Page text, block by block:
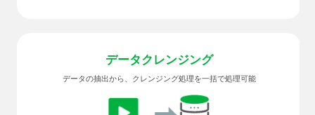
データクレンジング
データの抽出から、クレンジング処理を一括で処理可能